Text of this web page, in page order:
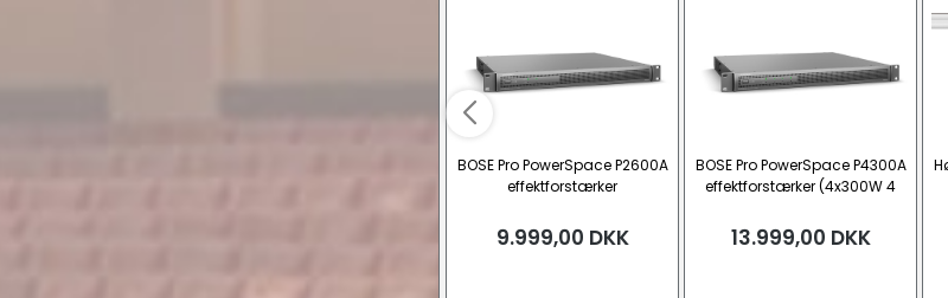
BOSE Pro PowerSpace P2600A
effektforstærker
Ohm/100V)
9.999,00 DKK
BOSE Pro PowerSpace P4300A
effektforstærker (4x300W 4
13.999,00 DKK